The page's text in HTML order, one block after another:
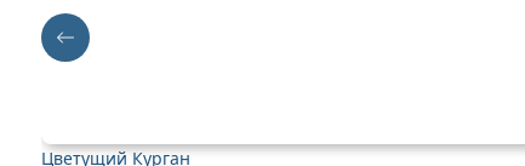
Цветущий Курган